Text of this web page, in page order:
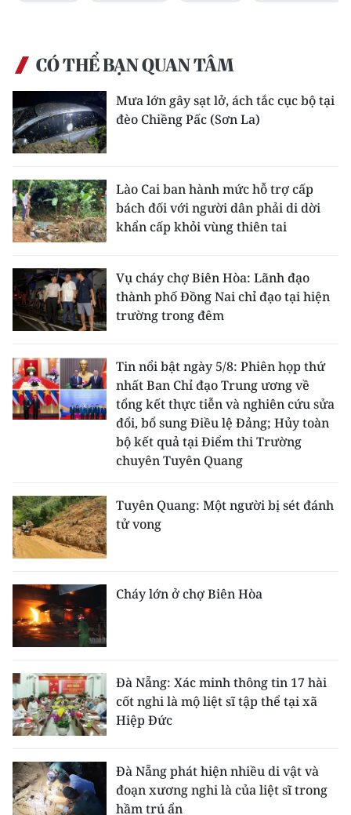
CÓ THỂ BẠN QUAN TÂM
Mưa lớn gây sạt lở, ách tắc cục bộ tại
đèo Chiềng Pấc (Sơn La)
Lào Cai ban hành mức hỗ trợ cấp
bách đối với người dân phải di dời
khẩn cấp khỏi vùng thiên tai
Vụ cháy chợ Biên Hòa: Lãnh đạo
thành phố Đồng Nai chỉ đạo tại hiện
trường trong đêm
Tin nổi bật ngày 5/8: Phiên họp thứ
nhất Ban Chỉ đạo Trung ương về
tổng kết thực tiễn và nghiên cứu sửa
đổi, bổ sung Điều lệ Đảng; Hủy toàn
bộ kết quả tại Điểm thi Trường
chuyên Tuyên Quang
Tuyên Quang: Một người bị sét đánh
tử vong
Cháy lớn ở chợ Biên Hòa
Đà Nẵng: Xác minh thông tin 17 hài
cốt nghi là mộ liệt sĩ tập thể tại xã
Hiệp Đức
Đà Nẵng phát hiện nhiều di vật và
đoạn xương nghi là của liệt sĩ trong
hầm trú ẩn